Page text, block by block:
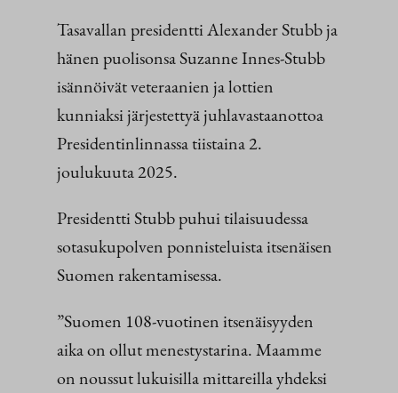
Tasavallan presidentti Alexander Stubb ja
hänen puolisonsa Suzanne Innes-Stubb
isännöivät veteraanien ja lottien
kunniaksi järjestettyä juhlavastaanottoa
Presidentinlinnassa tiistaina 2.
joulukuuta 2025.
Presidentti Stubb puhui tilaisuudessa
sotasukupolven ponnisteluista itsenäisen
Suomen rakentamisessa.
”Suomen 108-vuotinen itsenäisyyden
aika on ollut menestystarina. Maamme
on noussut lukuisilla mittareilla yhdeksi